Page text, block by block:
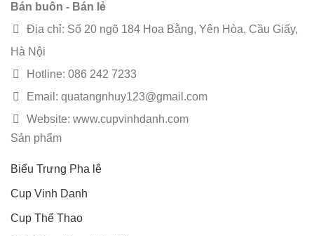
Bán buôn - Bán lẻ
Địa chỉ: Số 20 ngõ 184 Hoa Bằng, Yên Hòa, Cầu Giấy,
Hà Nội
Hotline: 086 242 7233
Email: quatangnhuy123@gmail.com
Website: www.cupvinhdanh.com
Sản phẩm
Biểu Trưng Pha lê
Cup Vinh Danh
Cup Thể Thao